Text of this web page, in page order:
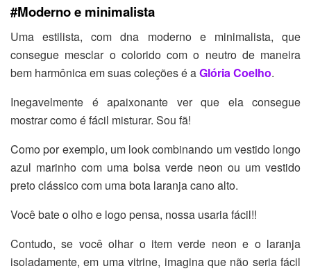
#Moderno e minimalista
Uma estilista, com dna moderno e minimalista, que
consegue mesclar o colorido com o neutro de maneira
bem harmônica em suas coleções é aGlória Coelho.
Inegavelmente é apaixonante ver que ela consegue
mostrar como é fácil misturar. Sou fã!
Como por exemplo, um look combinando um vestido longo
azul marinho com uma bolsa verde neon ou um vestido
preto clássico com uma bota laranja cano alto.
Você bate o olho e logo pensa, nossa usaria fácil!!
Contudo, se você olhar o item verde neon e o laranja
isoladamente, em uma vitrine, imagina que não seria fácil